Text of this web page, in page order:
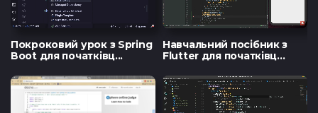
Покроковий урок з Spring
Boot для початківц...
Навчальний посібник з
Flutter для початківц...